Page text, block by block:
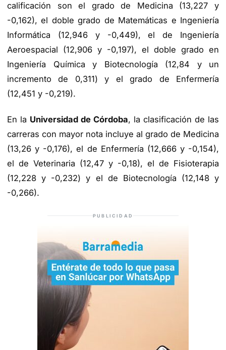
calificación son el grado de Medicina (13,227 y
-0,162), el doble grado de Matemáticas e Ingeniería
Informática (12,946 y -0,449), el de Ingeniería
Aeroespacial (12,906 y -0,197), el doble grado en
Ingeniería Química y Biotecnología (12,84 y un
incremento de 0,311) y el grado de Enfermería
(12,451 y -0,219).
En la Universidad de Córdoba, la clasificación de las
carreras con mayor nota incluye al grado de Medicina
(13,26 y -0,176), el de Enfermería (12,666 y -0,154),
el de Veterinaria (12,47 y -0,18), el de Fisioterapia
(12,228 y -0,232) y el de Biotecnología (12,148 y
-0,266).
PUBLICIDAD